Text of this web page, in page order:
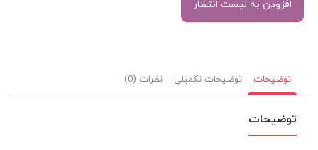
توضیحات توضیحات تکمیلی نظرات (0)
توضیحات